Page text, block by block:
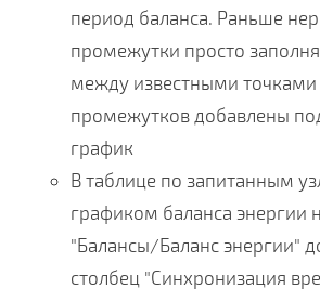
период баланса. Раньше
промежутки просто
между известными точками
промежутков добавлены
график
В таблице по запитанным
графиком баланса энергии
"Балансы/Баланс энергии"
столбец "Синхронизация